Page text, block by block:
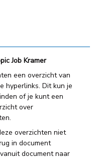
Job Kramer
een overzicht van
hyperlinks. Dit kun je
of je kunt een
over
overzichten niet
in document
document naar